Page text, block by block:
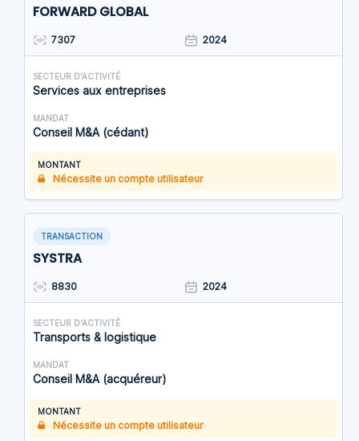
FORWARD GLOBAL
7307 2024
SECTEUR D'ACTIVITÉ
Services aux entreprises
MANDAT
Conseil M&A (cédant)
MONTANT
Nécessite un compte utilisateur
TRANSACTION
SYSTRA
8830 2024
SECTEUR D'ACTIVITÉ
Transports & logistique
MANDAT
Conseil M&A (acquéreur)
MONTANT
Nécessite un compte utilisateur